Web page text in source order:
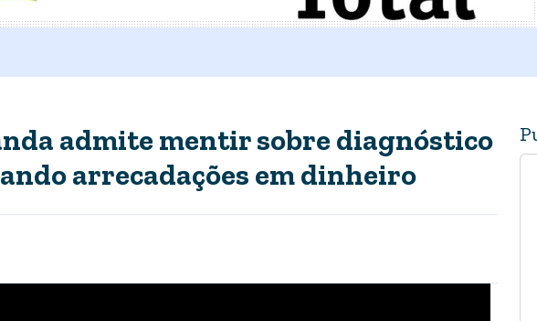
admite mentir sobre diagnóstico
arrecadações em dinheiro